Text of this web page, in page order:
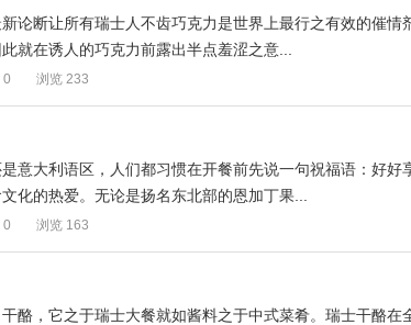
论断让所有瑞士人不齿巧克力是世界上最行之有效的催情
就在诱人的巧克力前露出半点羞涩之意...
0 浏览 233
意大利语区，人们都习惯在开餐前先说一句祝福语：好好
化的热爱。无论是扬名东北部的恩加丁果...
0 浏览 163
酪，它之于瑞士大餐就如酱料之于中式菜肴。瑞士干酪在